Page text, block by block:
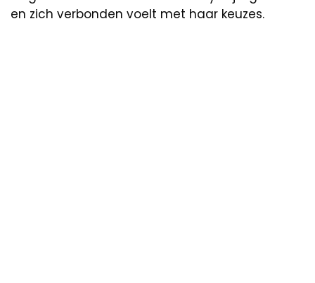
en zich verbonden voelt met haar keuzes.